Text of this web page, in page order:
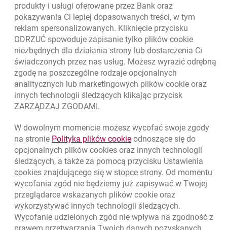
Skontaktuj się ze Specjalistą
O banku
Kursy wymiany walut
Kursy wymiany walut. Data aktualizacji: 7.08.2026, 12:53:25
WALUTA KUPNO SPRZEDAŻ
EUR 4.1346 4.4568
USD 3.8493
CHF 4.4312 4.7764
GBP 4.822 5.1978
7.08.2026, 12:53:25
Odpowiedzialny biznes
Regulacje zewnętrzne
produkty i usługi oferowane przez Bank oraz
pokazywania Ci lepiej dopasowanych treści, w tym
reklam spersonalizowanych. Kliknięcie przycisku
ODRZUĆ spowoduje zapisanie tylko plików cookie
niezbędnych dla działania strony lub dostarczenia Ci
świadczonych przez nas usług. Możesz wyrazić odrębną
zgodę na poszczególne rodzaje opcjonalnych
analitycznych lub marketingowych plików cookie oraz
innych technologii śledzących klikając przycisk
ZARZĄDZAJ ZGODAMI.
W dowolnym momencie możesz wycofać swoje zgody
na stronie Polityka plików cookielink otwiera się w nowym
odnoszące się do
opcjonalnych plików cookies oraz innych technologii
śledzących, a także za pomocą przycisku Ustawienia
cookies znajdującego się w stopce strony. Od momentu
wycofania zgód nie będziemy już zapisywać w Twojej
przeglądarce wskazanych plików cookie oraz
wykorzystywać innych technologii śledzących.
Wycofanie udzielonych zgód nie wpływa na zgodność z